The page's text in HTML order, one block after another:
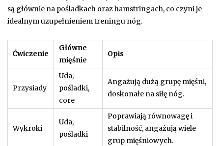
są głównie na pośladkach oraz hamstringach, co czyni je
idealnym uzupełnieniem treningu nóg.
Ćwiczenie
Główne
mięśnie
Opis
Przysiady
Uda,
pośladki,
core
Angażują dużą grupę mięśni,
doskonałe na siłę nóg.
Wykroki
Uda,
pośladki
Poprawiają równowagę i
stabilność, angażują wiele
grup mięśniowych.